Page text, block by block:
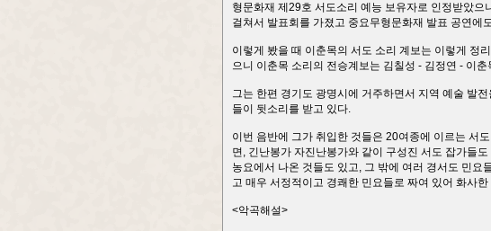
형문화재 제29호 서도소리 예능 보유자로 인정받았으
걸쳐서 발표회를 가졌고 중요무형문화재 발표 공연에
이렇게 봤을 때 이춘목의 서도 소리 계보는 이렇게 정
으니 이춘목 소리의 전승계보는 김칠성 - 김정연 - 이
그는 한편 경기도 광명시에 거주하면서 지역 예술 발
들이 뒷소리를 받고 있다.
이번 음반에 그가 취입한 것들은 20여종에 이르는 서
면, 긴난봉가 자진난봉가와 같이 구성진 서도 잡가들
농요에서 나온 것들도 있고, 그 밖에 여러 경서도 민
고 매우 서정적이고 경쾌한 민요들로 짜여 있어 화사
<악곡해설>